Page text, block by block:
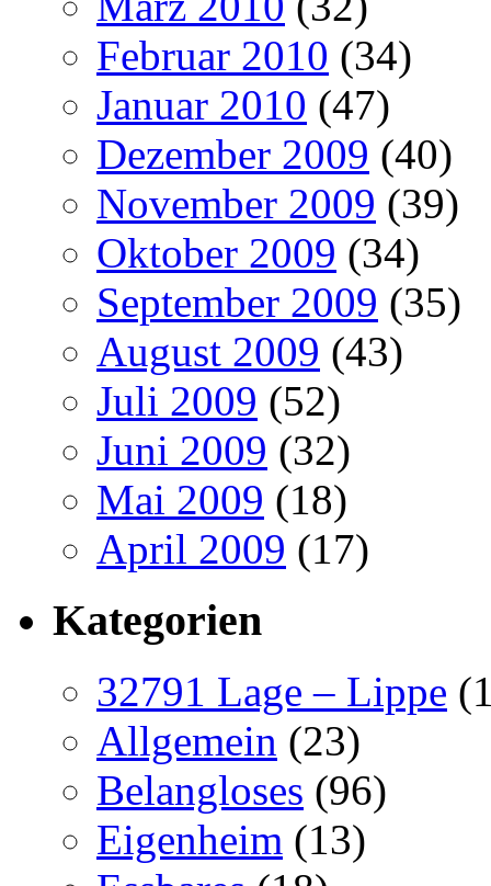
Februar 2010 (34)
Januar 2010 (47)
Dezember 2009 (40)
November 2009 (39)
Oktober 2009 (34)
September 2009 (35)
August 2009 (43)
Juli 2009 (52)
Juni 2009 (32)
Mai 2009 (18)
April 2009 (17)
Kategorien
32791 Lage – Lippe
Allgemein (23)
Belangloses (96)
Eigenheim (13)